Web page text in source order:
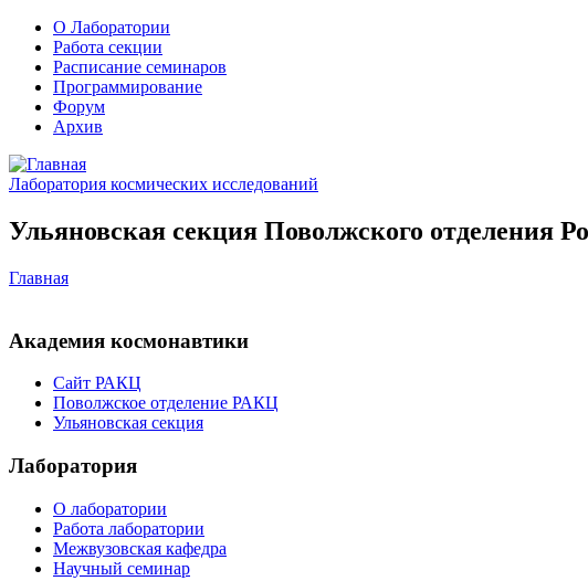
О Лаборатории
Работа секции
Расписание семинаров
Программирование
Форум
Архив
Лаборатория космических исследований
Ульяновская секция Поволжского отделения
Главная
Академия космонавтики
Сайт РАКЦ
Поволжское отделение РАКЦ
Ульяновская секция
Лаборатория
О лаборатории
Работа лаборатории
Межвузовская кафедра
Научный семинар